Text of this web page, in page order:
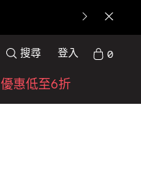
優惠低至6折
搜尋 登入 0